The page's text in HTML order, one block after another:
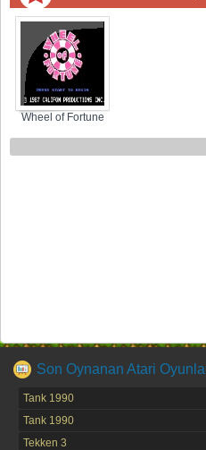
Instagram
Pinterest
Wheel of Fortune
Son Oynanan Atari
Tank 1990
Tank 1990
Tekken 3